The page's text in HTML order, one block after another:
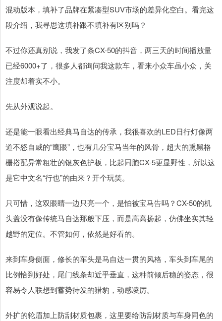
混动版本，填补了品牌在紧凑型SUV市场的差异化空白。看完这
段介绍，我寻思这填补跟不填补有区别吗？
不过你还真别说，我发了条CX-50的抖音，两三天的时间播放量
已经6000+了，很多人都询问我这款车，看来小众车虽小众，关
注度却着实不小。
先从外观说起。
还是能一眼看出经典马自达的传承，我很喜欢的LED日行灯像两
道不怒自威的“鹰眼”，也有几分宝马当年的风骨，超大的熏黑格
栅搭配异常粗壮的银灰色护板，比起同胞CX-5更显野性，所以这
是它中文名“行也”的由来？开个玩笑。
只可惜，这双眼睛一边只亮一个，是怕被宝马告吗？CX-50的机
头盖没有像传统马自达那般下压，而是高高扬起，仿佛坐实其轻
越野的定位。不管如何，依然是好看的。
来到车身侧面，修长的车头是马自达一贯的风格，车头到车尾的
比例恰到好处，尾门线条却近乎垂直，这种前倾后稳的姿态，很
容易令人联想到蓄势待发的猎豹，动感凌厉。
外扩的轮眉加上防刮材质包裹，这里要给防刮材质与车身同色的